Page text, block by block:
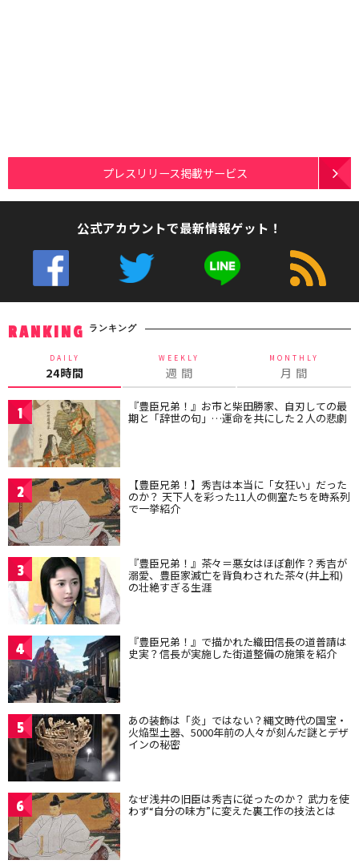
プレスリリース掲載サービス
公式アカウントで最新情報ゲット！
RANKING ランキング
DAILY
24時間
WEEKLY
週 間
MONTHLY
月 間
1 『豊臣兄弟！』お市と柴田勝家、自刃しての最
期と「辞世の句」…運命を共にした２人の悲劇
2 【豊臣兄弟！】秀吉は本当に「女狂い」だった
のか？ 天下人を彩った11人の側室たちを時系列
で一挙紹介
3 『豊臣兄弟！』茶々＝悪女はほぼ創作？秀吉が
溺愛、豊臣家滅亡を背負わされた茶々(井上和)
の壮絶すぎる生涯
4 『豊臣兄弟！』で描かれた織田信長の道普請は
史実？信長が実施した街道整備の施策を紹介
5 あの装飾は「炎」ではない？縄文時代の国宝・
火焔型土器、5000年前の人々が刻んだ謎とデザ
インの秘密
6 なぜ浅井の旧臣は秀吉に従ったのか？ 武力を使
わず“自分の味方”に変えた裏工作の技法とは